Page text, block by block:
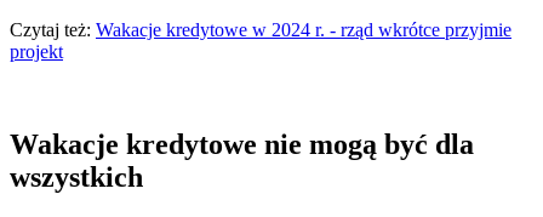
Czytaj też: Wakacje kredytowe w 2024 r. - rząd wkrótce przyjmie
projekt
Wakacje kredytowe nie mogą być dla
wszystkich